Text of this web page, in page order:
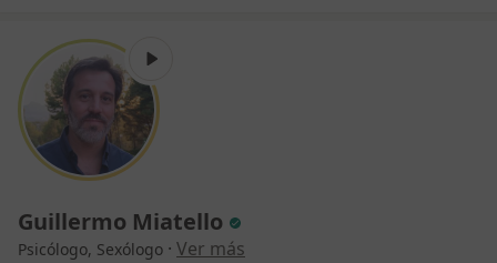
Guillermo Miatello
Psicólogo, Sexólogo · Ver más